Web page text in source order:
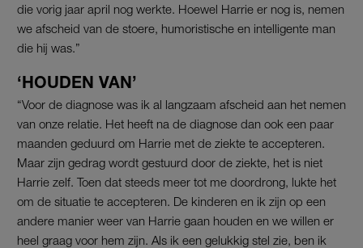
die vorig jaar april nog werkte. Hoewel Harrie er nog is, nemen
we afscheid van de stoere, humoristische en intelligente man
die hij was.”
‘HOUDEN VAN’
“Voor de diagnose was ik al langzaam afscheid aan het nemen
van onze relatie. Het heeft na de diagnose dan ook een paar
maanden geduurd om Harrie met de ziekte te accepteren.
Maar zijn gedrag wordt gestuurd door de ziekte, het is niet
Harrie zelf. Toen dat steeds meer tot me doordrong, lukte het
om de situatie te accepteren. De kinderen en ik zijn op een
andere manier weer van Harrie gaan houden en we willen er
heel graag voor hem zijn. Als ik een gelukkig stel zie, ben ik